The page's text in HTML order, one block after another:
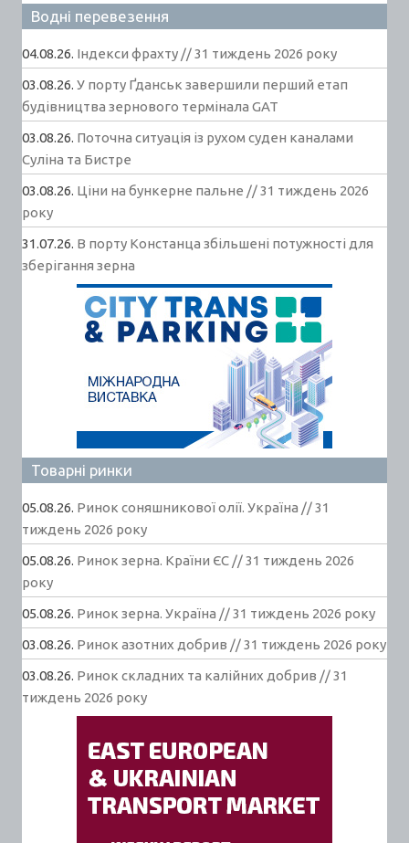
Водні перевезення
04.08.26. Індекси фрахту // 31 тиждень 2026 року
03.08.26. У порту Ґданськ завершили перший етап
будівництва зернового термінала GAT
03.08.26. Поточна ситуація із рухом суден каналами
Суліна та Бистре
03.08.26. Ціни на бункерне пальне // 31 тиждень 2026
року
31.07.26. В порту Констанца збільшені потужності для
зберігання зерна
Товарні ринки
05.08.26. Ринок соняшникової олії. Україна // 31
тиждень 2026 року
05.08.26. Ринок зерна. Країни ЄС // 31 тиждень 2026
року
05.08.26. Ринок зерна. Україна // 31 тиждень 2026 року
03.08.26. Ринок азотних добрив // 31 тиждень 2026 року
03.08.26. Ринок складних та калійних добрив // 31
тиждень 2026 року